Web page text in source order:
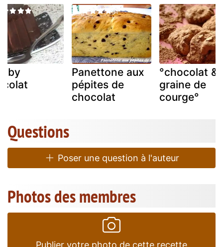
Panettone aux
pépites de
chocolat
°chocolat &
graine de
courge°
Questions
Poser une question à l'auteur
Photos des membres